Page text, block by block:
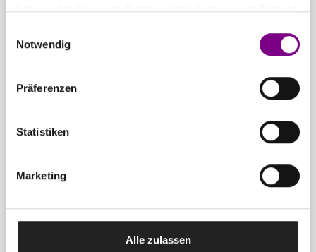
haben oder die sie im Rahmen Ihrer Nutzung der Dienste
Notwendig
Präferenzen
Statistiken
Marketing
Alle zulassen
Caparol Farbenshops und Farbencenter in
deiner Nähe
Alle wichtigen Unterlagen an einem Ort
Farben, Lacke & Beschichtungen